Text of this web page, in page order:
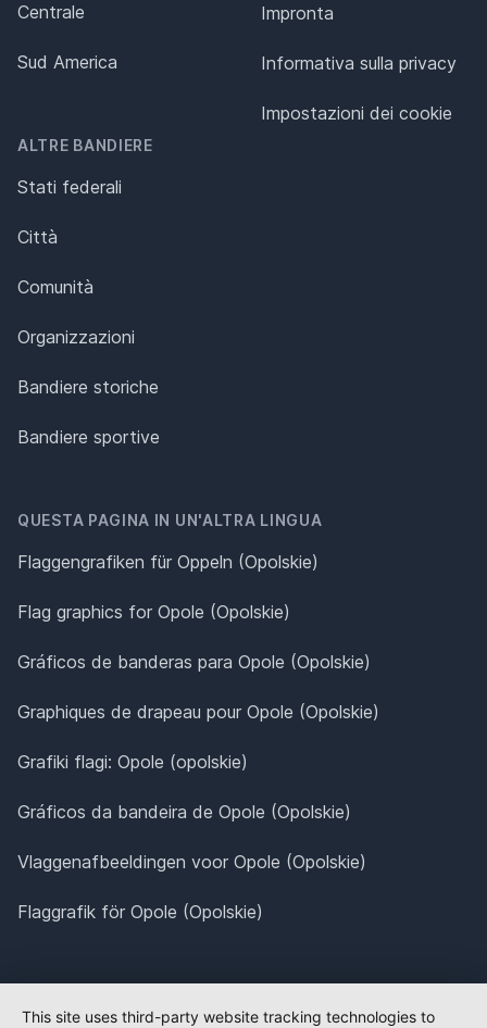
Centrale
Sud America
ALTRE BANDIERE
Stati federali
Città
Comunità
Organizzazioni
Bandiere storiche
Bandiere sportive
Impronta
Informativa sulla privacy
Impostazioni dei cookie
QUESTA PAGINA IN UN'ALTRA LINGUA
Flaggengrafiken für Oppeln (Opolskie)
Flag graphics for Opole (Opolskie)
Gráficos de banderas para Opole (Opolskie)
Graphiques de drapeau pour Opole (Opolskie)
Grafiki flagi: Opole (opolskie)
Gráficos da bandeira de Opole (Opolskie)
Vlaggenafbeeldingen voor Opole (Opolskie)
Flaggrafik för Opole (Opolskie)
This site uses third-party website tracking technologies to